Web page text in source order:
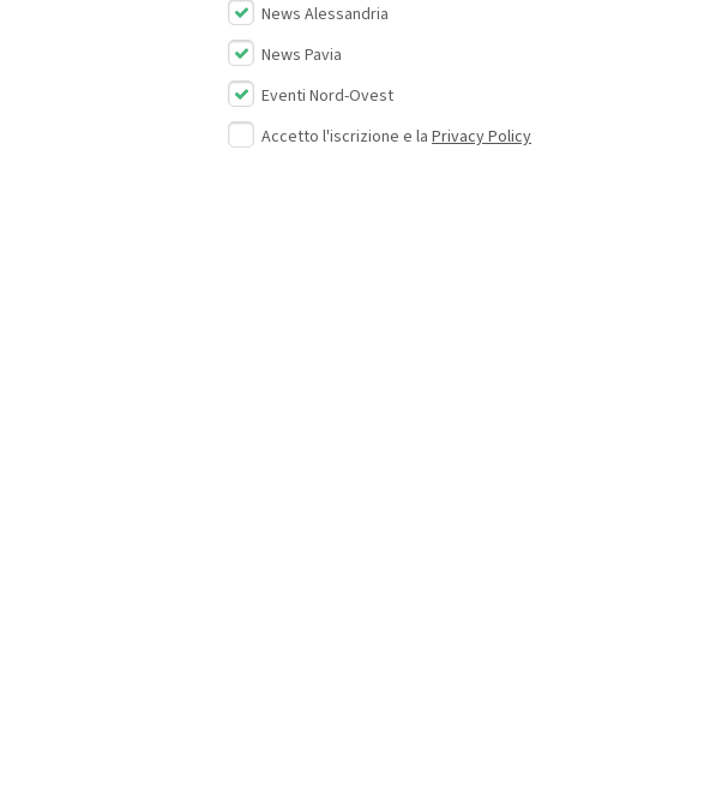
News Alessandria
News Pavia
Eventi Nord-Ovest
Accetto l'iscrizione e la Privacy Policy